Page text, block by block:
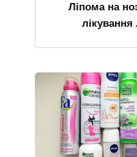
Ліпома на
лікування